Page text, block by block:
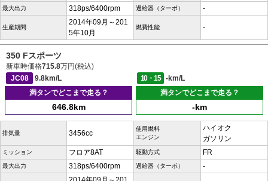
最大出力 318ps/6400rpm 過給器（ターボ） -
生産期間
2014年09月～201
5年10月
燃費性能 -
350 Fスポーツ
新車時価格715.8万円(税込)
JC08
9.8km/L 10・15
-km/L
満タンでどこまで走る？
646.8km
満タンでどこまで走る？
-km
排気量 3456cc
使用燃料
エンジン
ハイオク
ガソリン
ミッション フロア8AT 駆動方式 FR
最大出力 318ps/6400rpm 過給器（ターボ） -